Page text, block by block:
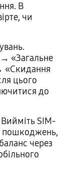
В
чи
«Загальне
«Скидання
цього
до
Вийміть SIM-
пошкоджень,
через